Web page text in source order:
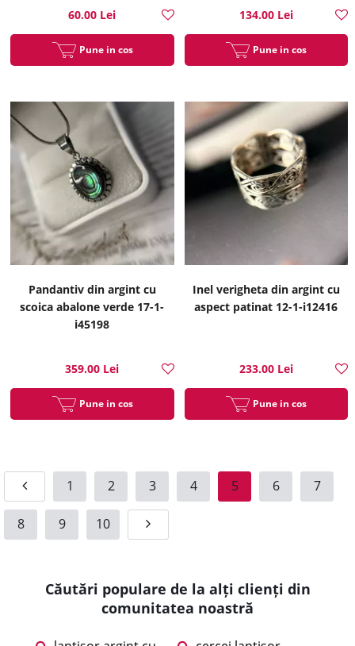
60.00 Lei
Pune in cos
134.00 Lei
Pune in cos
Pandantiv din argint cu
scoica abalone verde 17-1-
i45198
359.00 Lei
Pune in cos
Inel verigheta din argint cu
aspect patinat 12-1-i12416
233.00 Lei
Pune in cos
1 2 3 4 5 6 7
8 9 10
Căutări populare de la alți clienți din
comunitatea noastră